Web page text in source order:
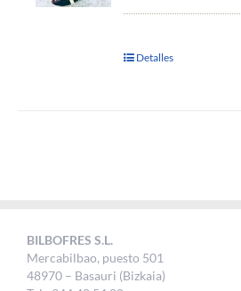
Detalles
BILBOFRES S.L.
Mercabilbao, puesto 501
48970 – Basauri (Bizkaia)